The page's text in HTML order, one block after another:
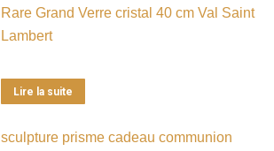
Rare Grand Verre cristal 40 cm Val Saint
Lambert
Lire la suite
sculpture prisme cadeau communion